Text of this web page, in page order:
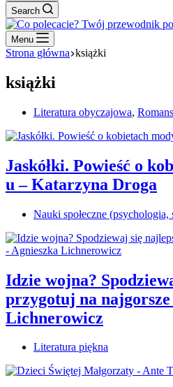
Search
Menu
Strona główna książki
książki
Literatura obyczajowa, Romans
Jaskółki. Powieść o
u – Katarzyna Droga
Nauki społeczne (psychologia,
Idzie wojna?
przygotuj na najgorsze
Lichnerowicz
Literatura piękna